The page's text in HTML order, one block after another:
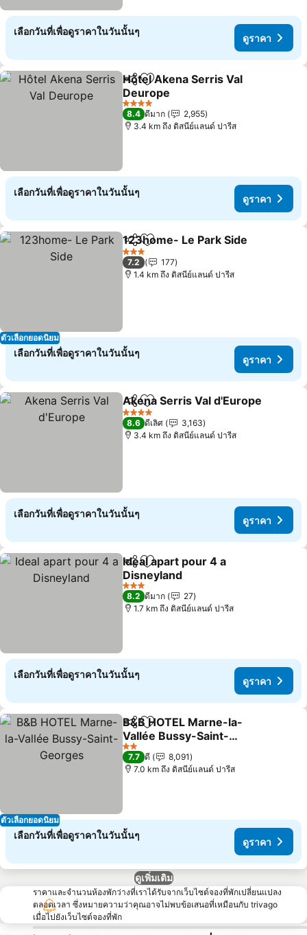
เลือกวันที่เพื่อดูราคาในวันนั้นๆ
ดูราคา
แชร์ เพิ่มในรายการโปรด
Hôtel Akena Serris Val
Deurope
ดูราคา
4 ดาว
8.4 ดีมาก
2,955
3.4 km ถึง ดิสนีย์แลนด์ ปารีส
เลือกวันที่เพื่อดูราคาในวันนั้นๆ
ดูราคา
ตัวเลือกยอดนิยม
แชร์ เพิ่มในรายการโปรด
123home- Le Park Side
3 ดาว
7.2
177
1.4 km ถึง ดิสนีย์แลนด์ ปารีส
เลือกวันที่เพื่อดูราคาในวันนั้นๆ
ดูราคา
แชร์ เพิ่มในรายการโปรด
Akena Serris Val d'Europe
4 ดาว
8.6 ดีเลิศ
3,163
3.4 km ถึง ดิสนีย์แลนด์ ปารีส
เลือกวันที่เพื่อดูราคาในวันนั้นๆ
ดูราคา
แชร์ เพิ่มในรายการโปรด
Ideal apart pour 4 a
Disneyland
ดูราคา
3 ดาว
8.2 ดีมาก
27
1.7 km ถึง ดิสนีย์แลนด์ ปารีส
เลือกวันที่เพื่อดูราคาในวันนั้นๆ
ดูราคา
ตัวเลือกยอดนิยม
แชร์ เพิ่มในรายการโปรด
B&B HOTEL Marne-la-
Vallée Bussy-Saint-
Georges
ดูราคา
2 ดาว
7.7 ดี
8,091
7.0 km ถึง ดิสนีย์แลนด์ ปารีส
เลือกวันที่เพื่อดูราคาในวันนั้นๆ
ดูราคา
ดูเพิ่มเติม
ราคาและจำนวนห้องพักว่างที่เราได้รับจากเว็บไซต์จองที่พักเปลี่ยนแปลง
ตลอดเวลา ซึ่งหมายความว่าคุณอาจไม่พบข้อเสนอที่เหมือนกับ trivago
เมื่อไปยังเว็บไซต์จองที่พัก